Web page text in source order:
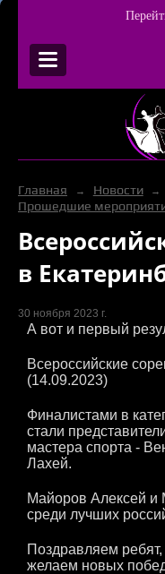
Главная → Новости →
Прошедшие
в
30 ноября 2023 г.
А вот и первый
Всероссийские
(14.09.2023)
Финалистами в
стали
мастера спорта -
Лахей.
Майоров Алексей и
среди лучших
Поздравляем
желаем новых